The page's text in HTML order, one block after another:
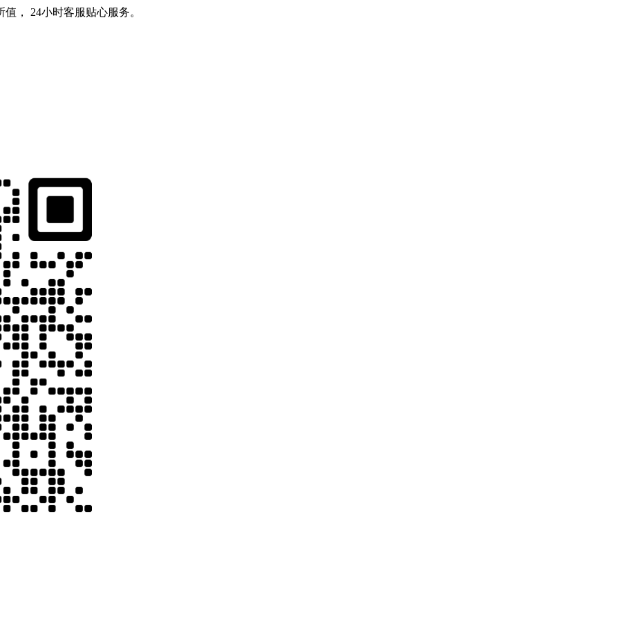
， 24小时客服贴心服务。